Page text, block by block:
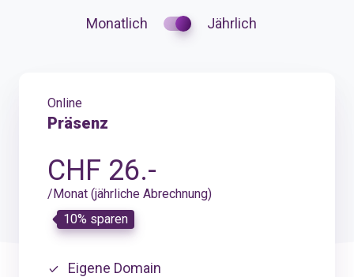
Monatlich Jährlich
Online
Präsenz
CHF 26.-
/Monat (jährliche Abrechnung)
10% sparen
Eigene Domain